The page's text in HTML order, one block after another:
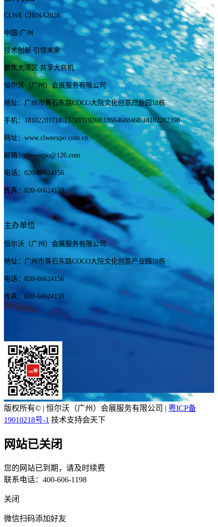
CLWE CHINA2026
中国-广州
技术创新 引领未来
聚焦大湾区 共享大商机
恒尔沃（广州）会展服务有限公司
地址：广州市黄石东路COCO大院文化创意产业园18栋
手机： 18102281718\13710319269\18664688468\18102282398
网址：www.clweexpo.com.cn
邮箱：clweexpo@126.com
电话：020-66624156
传真：020-66624159
主办单位
恒尔沃（广州）会展服务有限公司
地址：广州市黄石东路COCO大院文化创意产业园18栋
电话：020-66624156
传真：020-66624159
版权所有© | 恒尔沃（广州）会展服务有限公司 | 粤ICP备
19010218号-1 技术支持会天下
网站已关闭
您的网站已到期，请及时续费
联系电话：400-606-1198
关闭
微信扫码添加好友